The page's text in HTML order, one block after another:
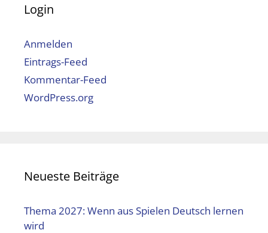
Login
Anmelden
Eintrags-Feed
Kommentar-Feed
WordPress.org
Neueste Beiträge
Thema 2027: Wenn aus Spielen Deutsch lernen
wird